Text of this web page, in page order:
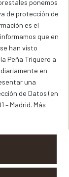
ponemos
de protección de
es el
que en
han visto
Peña Triguero a
en
una
de Datos (en
– Madrid. Más